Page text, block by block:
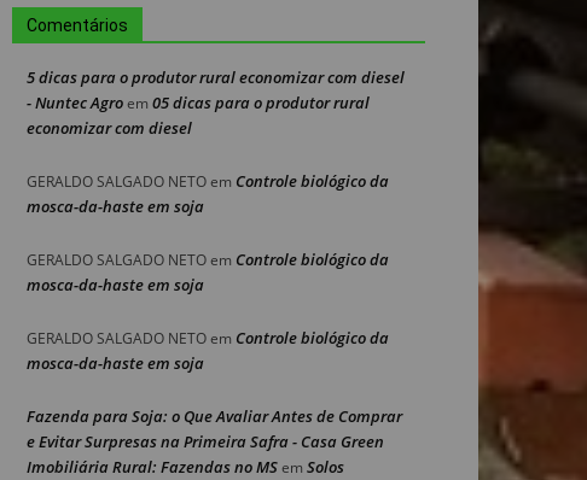
Comentários
5 dicas para o produtor rural economizar com diesel
- Nuntec Agroem 05 dicas para o produtor rural
economizar com diesel
GERALDO SALGADO NETOem Controle biológico da
mosca-da-haste em soja
GERALDO SALGADO NETOem Controle biológico da
mosca-da-haste em soja
GERALDO SALGADO NETOem Controle biológico da
mosca-da-haste em soja
Fazenda para Soja: o Que Avaliar Antes de Comprar
e Evitar Surpresas na Primeira Safra - Casa Green
Imobiliária Rural: Fazendas no MSem Solos